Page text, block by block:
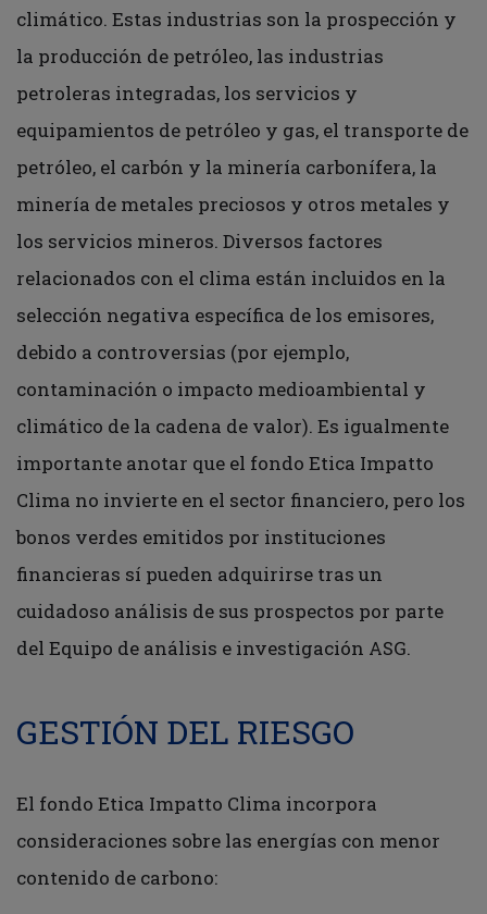
climático. Estas industrias son la prospección y
la producción de petróleo, las industrias
petroleras integradas, los servicios y
equipamientos de petróleo y gas, el transporte de
petróleo, el carbón y la minería carbonífera, la
minería de metales preciosos y otros metales y
los servicios mineros. Diversos factores
relacionados con el clima están incluidos en la
selección negativa específica de los emisores,
debido a controversias (por ejemplo,
contaminación o impacto medioambiental y
climático de la cadena de valor). Es igualmente
importante anotar que el fondo Etica Impatto
Clima no invierte en el sector financiero, pero los
bonos verdes emitidos por instituciones
financieras sí pueden adquirirse tras un
cuidadoso análisis de sus prospectos por parte
del Equipo de análisis e investigación ASG.
GESTIÓN DEL RIESGO
El fondo Etica Impatto Clima incorpora
consideraciones sobre las energías con menor
contenido de carbono: